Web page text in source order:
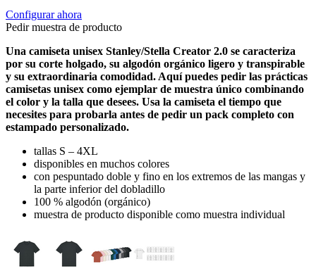
Configurar ahora
Pedir muestra de producto
Una camiseta unisex Stanley/Stella Creator 2.0 se caracteriza
por su corte holgado, su algodón orgánico ligero y transpirable
y su extraordinaria comodidad. Aquí puedes pedir las prácticas
camisetas unisex como ejemplar de muestra único combinando
el color y la talla que desees. Usa la camiseta el tiempo que
necesites para probarla antes de pedir un pack completo con
estampado personalizado.
tallas S – 4XL
disponibles en muchos colores
con pespuntado doble y fino en los extremos de las mangas y
la parte inferior del dobladillo
100 % algodón (orgánico)
muestra de producto disponible como muestra individual